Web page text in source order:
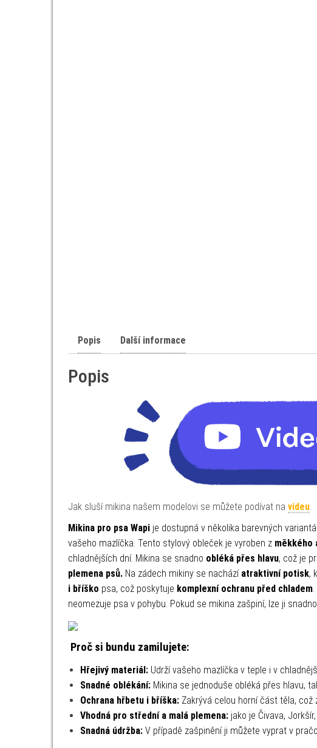
Popis Další informace
Popis
Jak sluší mikina našem modelovi se můžete podívat na videu.
Mikina pro psa Wapi je dostupná v několika barevných
vašeho mazlíčka. Tento stylový obleček je vyroben z měkkého
chladnějších dní. Mikina se snadno obléká přes hlavu, což je
plemena psů. Na zádech mikiny se nachází atraktivní potisk,
i bříško psa, což poskytuje komplexní ochranu před chladem
neomezuje psa v pohybu. Pokud se mikina zašpiní, lze ji snadno
Proč si bundu zamilujete:
Hřejivý materiál: Udrží vašeho mazlíčka v teple i v
Snadné oblékání: Mikina se jednoduše obléká přes hlavu,
Ochrana hřbetu i bříška: Zakrývá celou horní část těla,
Vhodná pro střední a malá plemena: jako je Čivava,
Snadná údržba: V případě zašpinění ji můžete vyprat v